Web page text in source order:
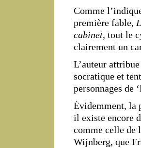
Comme
première fable,
cabinet, tout le
clairement un
L’auteur
socratique et
personnages de
Évidemment, la
il existe encore
comme celle de
Wijnberg, que